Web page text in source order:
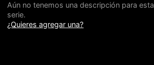
Aún no tenemos una descripción para esta
serie.
¿Quieres agregar una?